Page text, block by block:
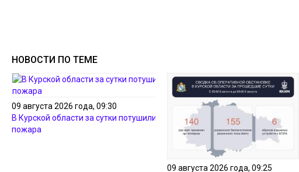
НОВОСТИ ПО ТЕМЕ
09 августа 2026 года, 09:30
В Курской области за сутки потушили два
пожара
09 августа 2026 года, 09:25